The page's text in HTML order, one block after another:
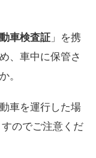
車検査証 」を携
、車中に保管さ
。
車を運行した場
のでご注意くだ